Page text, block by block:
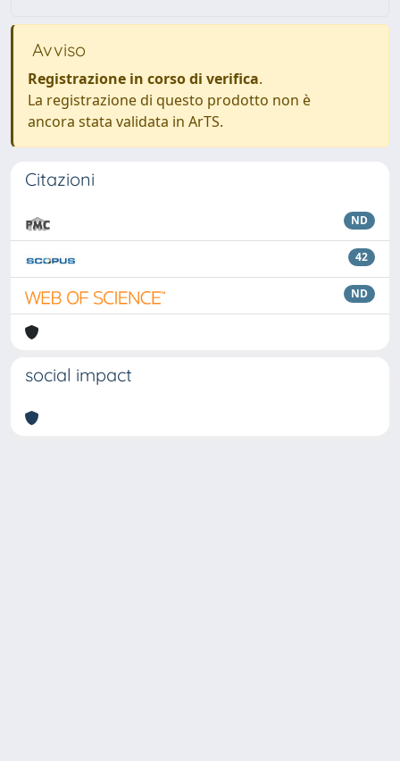
Avviso
Registrazione in corso di verifica.
La registrazione di questo prodotto non è
ancora stata validata in ArTS.
Citazioni
ND
42
ND
social impact